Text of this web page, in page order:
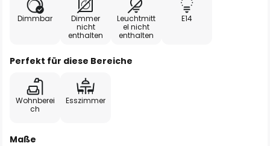
Dimmbar
Dimmer
nicht
enthalten
Leuchtmitt
el nicht
enthalten
E14
Perfekt für diese Bereiche
Wohnberei
ch
Esszimmer
Maße